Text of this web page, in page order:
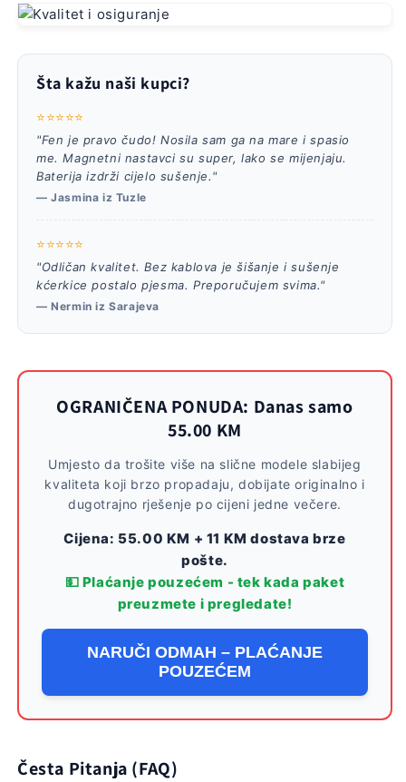
Šta kažu naši kupci?
⭐⭐⭐⭐⭐
"Fen je pravo čudo! Nosila sam ga na mare i spasio
me. Magnetni nastavci su super, lako se mijenjaju.
Baterija izdrži cijelo sušenje."
— Jasmina iz Tuzle
⭐⭐⭐⭐⭐
"Odličan kvalitet. Bez kablova je šišanje i sušenje
kćerkice postalo pjesma. Preporučujem svima."
— Nermin iz Sarajeva
OGRANIČENA PONUDA: Danas samo
55.00 KM
Umjesto da trošite više na slične modele slabijeg
kvaliteta koji brzo propadaju, dobijate originalno i
dugotrajno rješenje po cijeni jedne večere.
Cijena: 55.00 KM + 11 KM dostava brze
pošte.
💵 Plaćanje pouzećem - tek kada paket
preuzmete i pregledate!
NARUČI ODMAH – PLAĆANJE
POUZEĆEM
Česta Pitanja (FAQ)